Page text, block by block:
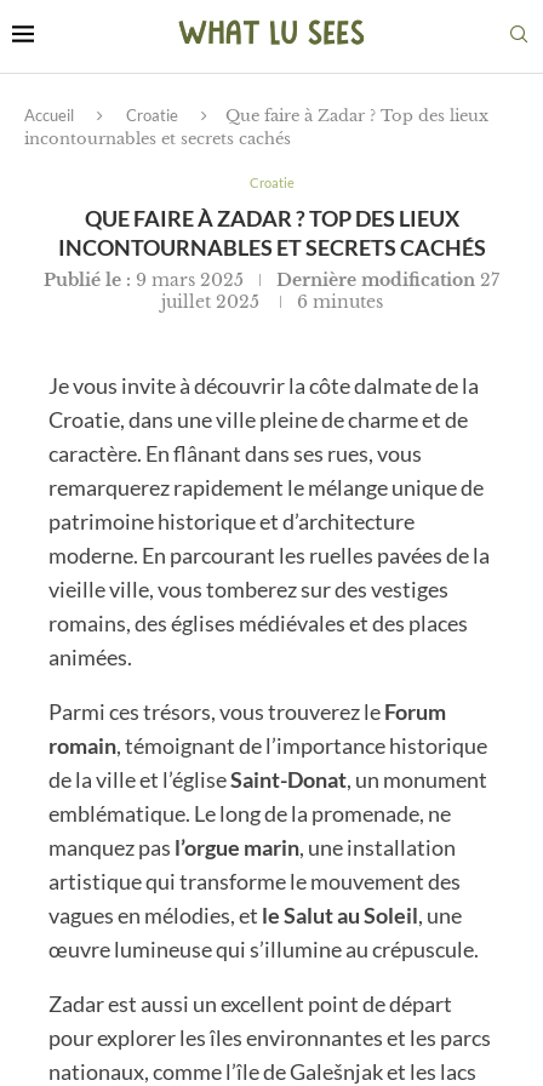
Accueil Croatie
Que faire à Zadar ? Top des lieux
incontournables et secrets cachés
Croatie
QUE FAIRE À ZADAR ? TOP DES LIEUX
INCONTOURNABLES ET SECRETS CACHÉS
Publié le : 9 mars 2025 Dernière modification 27
juillet 2025
6 minutes
Je vous invite à découvrir la côte dalmate de la
Croatie, dans une ville pleine de charme et de
caractère. En flânant dans ses rues, vous
remarquerez rapidement le mélange unique de
patrimoine historique et d’architecture
moderne. En parcourant les ruelles pavées de la
vieille ville, vous tomberez sur des vestiges
romains, des églises médiévales et des places
animées.
Parmi ces trésors, vous trouverez leForum
romain, témoignant de l’importance historique
de la ville et l’égliseSaint-Donat, un monument
emblématique. Le long de la promenade, ne
manquez pas l’orgue marin, une installation
artistique qui transforme le mouvement des
vagues en mélodies, et le Salut au Soleil, une
œuvre lumineuse qui s’illumine au crépuscule.
Zadar est aussi un excellent point de départ
pour explorer les îles environnantes et les parcs
nationaux, comme l’île de Galešnjak et les lacs